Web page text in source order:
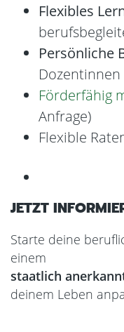
Flexibles
Persönliche
Förderfähig
Anfrage)
Flexible
JETZT
Starte deine
einem
staatlich
deinem Leben